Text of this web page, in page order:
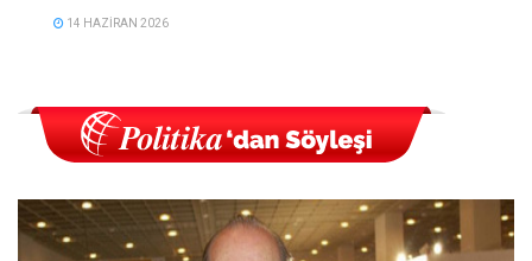
14 HAZIRAN 2026